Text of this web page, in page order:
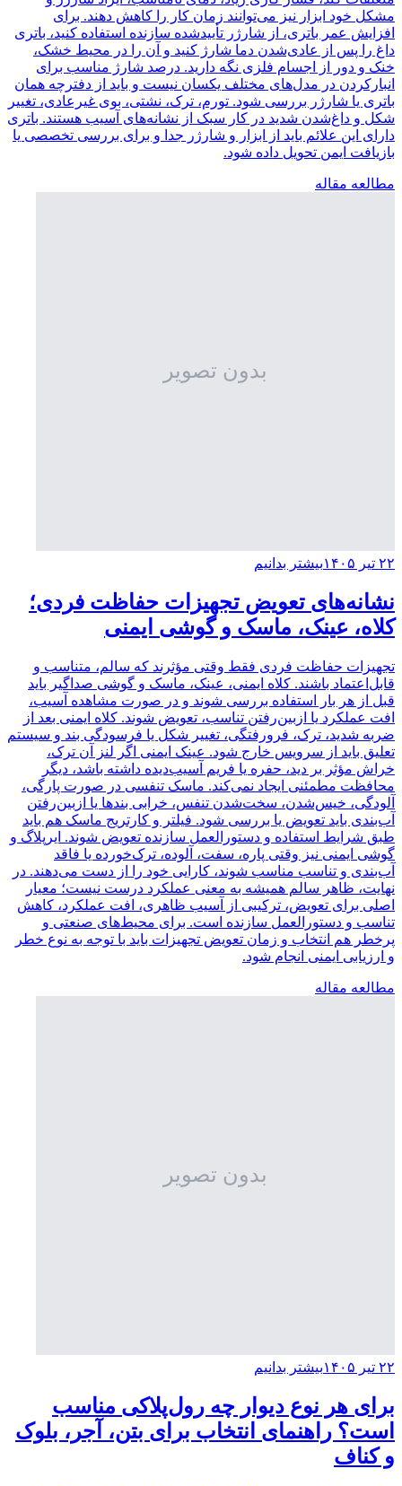
مشکل خود ابزار نیز می‌توانند زمان کار را کاهش دهند. برای
افزایش عمر باتری، از شارژر تأییدشده سازنده استفاده کنید، باتری
داغ را پس از عادی‌شدن دما شارژ کنید و آن را در محیط خشک،
خنک و دور از اجسام فلزی نگه دارید. درصد شارژ مناسب برای
انبارکردن در مدل‌های مختلف یکسان نیست و باید از دفترچه همان
باتری یا شارژر بررسی شود. تورم، ترک، نشتی، بوی غیرعادی، تغییر
شکل و داغ‌شدن شدید در کار سبک از نشانه‌های آسیب هستند. باتری
دارای این علائم باید از ابزار و شارژر جدا و برای بررسی تخصصی یا
بازیافت ایمن تحویل داده شود.
مطالعه مقاله
۲۲ تیر ۱۴۰۵ بیشتر بدانیم
نشانه‌های تعویض تجهیزات حفاظت فردی؛
کلاه، عینک، ماسک و گوشی ایمنی
تجهیزات حفاظت فردی فقط وقتی مؤثرند که سالم، متناسب و
قابل‌اعتماد باشند. کلاه ایمنی، عینک، ماسک و گوشی صداگیر باید
قبل از هر بار استفاده بررسی شوند و در صورت مشاهده آسیب،
افت عملکرد یا ازبین‌رفتن تناسب، تعویض شوند. کلاه ایمنی بعد از
ضربه شدید، ترک، فرورفتگی، تغییر شکل یا فرسودگی بند و سیستم
تعلیق باید از سرویس خارج شود. عینک ایمنی اگر لنز آن ترک،
خراش مؤثر بر دید، حفره یا فریم آسیب‌دیده داشته باشد، دیگر
محافظت مطمئنی ایجاد نمی‌کند. ماسک تنفسی در صورت پارگی،
آلودگی، خیس‌شدن، سخت‌شدن تنفس، خرابی بندها یا ازبین‌رفتن
آب‌بندی باید تعویض یا بررسی شود. فیلتر و کارتریج ماسک هم باید
طبق شرایط استفاده و دستورالعمل سازنده تعویض شوند. ایرپلاگ و
گوشی ایمنی نیز وقتی پاره، سفت، آلوده، ترک‌خورده یا فاقد
آب‌بندی و تناسب مناسب شوند، کارایی خود را از دست می‌دهند. در
نهایت، ظاهر سالم همیشه به معنی عملکرد درست نیست؛ معیار
اصلی برای تعویض، ترکیبی از آسیب ظاهری، افت عملکرد، کاهش
تناسب و دستورالعمل سازنده است. برای محیط‌های صنعتی و
پرخطر هم انتخاب و زمان تعویض تجهیزات باید با توجه به نوع خطر
و ارزیابی ایمنی انجام شود.
مطالعه مقاله
۲۲ تیر ۱۴۰۵ بیشتر بدانیم
برای هر نوع دیوار چه رول‌پلاکی مناسب
است؟ راهنمای انتخاب برای بتن، آجر، بلوک
و کناف